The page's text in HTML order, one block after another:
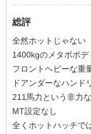
総評
全然ホットじゃない
1400kgのメタボボデ
フロントヘビーな重
ドアンダーなハンド
211馬力という非力
MT設定なし
全くホットハッチで